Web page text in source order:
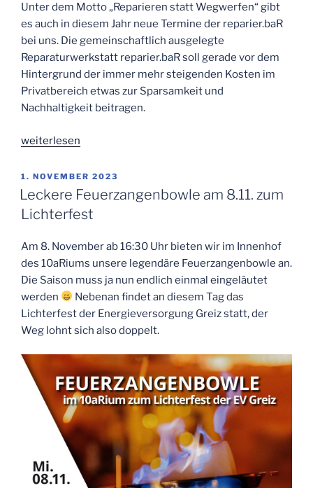
Unter dem Motto „Reparieren statt Wegwerfen“ gibt
es auch in diesem Jahr neue Termine der reparier.baR
bei uns. Die gemeinschaftlich ausgelegte
Reparaturwerkstatt reparier.baR soll gerade vor dem
Hintergrund der immer mehr steigenden Kosten im
Privatbereich etwas zur Sparsamkeit und
Nachhaltigkeit beitragen.
„reparier.baR
Die
Reparaturwerkstatt“
weiterlesen
VERÖFFENTLICHT
AM
1. NOVEMBER 2023
Leckere Feuerzangenbowle am 8.11. zum
Lichterfest
Am 8. November ab 16:30 Uhr bieten wir im Innenhof
des 10aRiums unsere legendäre Feuerzangenbowle an.
Die Saison muss ja nun endlich einmal eingeläutet
werden
Nebenan findet an diesem Tag das
Lichterfest der Energieversorgung Greiz statt, der
Weg lohnt sich also doppelt.